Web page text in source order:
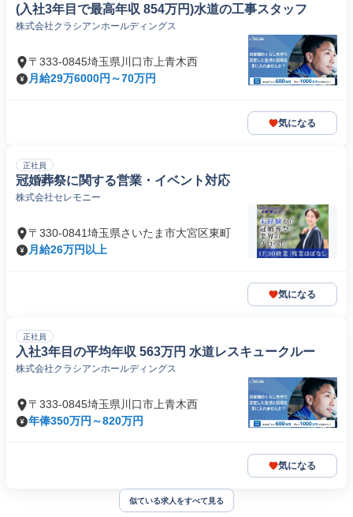
(入社3年目で最高年収 854万円)水道の工事スタッフ
株式会社クラシアンホールディングス
〒333-0845埼玉県川口市上青木西
月給29万6000円～70万円
気になる
正社員
冠婚葬祭に関する営業・イベント対応
株式会社セレモニー
〒330-0841埼玉県さいたま市大宮区東町
月給26万円以上
気になる
正社員
入社3年目の平均年収 563万円 水道レスキュークルー
株式会社クラシアンホールディングス
〒333-0845埼玉県川口市上青木西
年俸350万円～820万円
気になる
似ている求人をすべて見る